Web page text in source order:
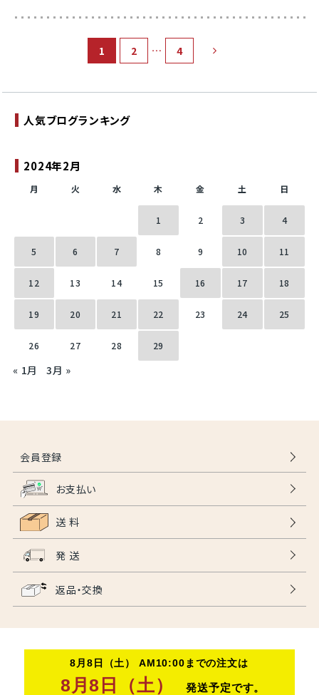
1 2 … 4
2024年2月
月 火 水 木 金 土 日
1 2 3 4
5 6 7 8 9 10 11
12 13 14 15 16 17 18
19 20 21 22 23 24 25
26 27 28 29
« 1月 3月 »
人気ブログランキング
会員登録
お支払い
送 料
発 送
返品・交換